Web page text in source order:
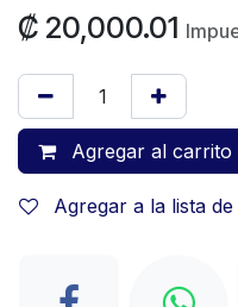
₡ 20,000.01
Agregar al carrito
Agregar a la lista de